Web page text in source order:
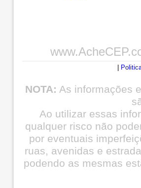
NOTA: As informações
Ao utilizar essas
qualquer risco não
por eventuais
ruas, avenidas e
podendo as mesmas